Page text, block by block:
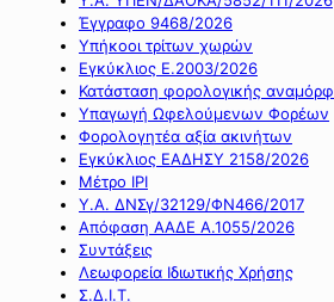
Έγγραφο 9468/2026
Υπήκοοι τρίτων χωρών
Εγκύκλιος Ε.2003/2026
Κατάσταση φορολογικής
Υπαγωγή Ωφελούμενων Φορέων
Φορολογητέα αξία ακινήτων
Εγκύκλιος ΕΑΔΗΣΥ 2158/2026
Μέτρο IPI
Υ.Α. ΔΝΣγ/32129/ΦΝ466/2017
Απόφαση ΑΑΔΕ Α.1055/2026
Συντάξεις
Λεωφορεία Ιδιωτικής Χρήσης
Σ.Δ.Ι.Τ.